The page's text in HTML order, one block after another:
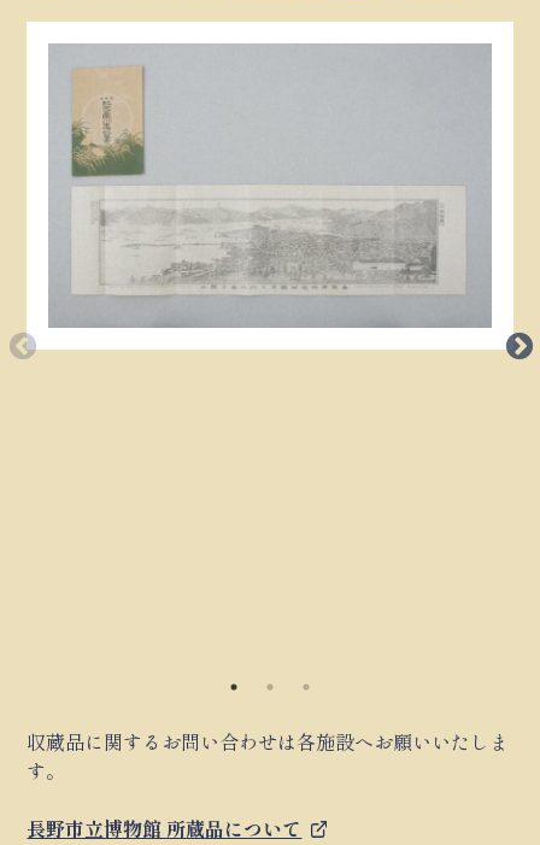
収蔵品に関するお問い合わせは各施設へお願いいたしま
す。
長野市立博物館 所蔵品について